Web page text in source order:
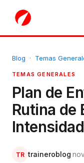
Blog · Temas
TEMAS GENERALES
Plan de
Rutina de
Intensidad
TR traineroblog·